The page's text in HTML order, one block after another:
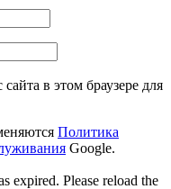
в этом браузере для
Политика
Google.
expired. Please reload the